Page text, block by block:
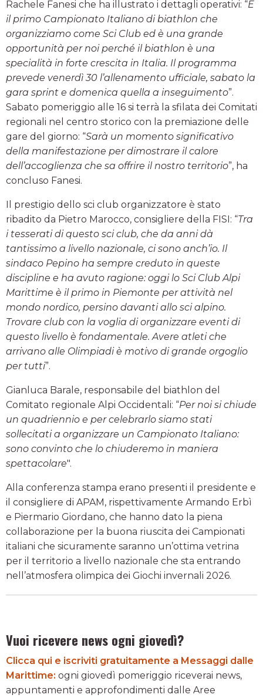
Rachele Fanesi che ha illustrato i dettagli operativi: “È
il primo Campionato Italiano di biathlon che
organizziamo come Sci Club ed è una grande
opportunità per noi perché il biathlon è una
specialità in forte crescita in Italia. Il programma
prevede venerdì 30 l’allenamento ufficiale, sabato la
gara sprint e domenica quella a inseguimento”.
Sabato pomeriggio alle 16 si terrà la sfilata dei Comitati
regionali nel centro storico con la premiazione delle
gare del giorno: “Sarà un momento significativo
della manifestazione per dimostrare il calore
dell’accoglienza che sa offrire il nostro territorio”, ha
concluso Fanesi.
Il prestigio dello sci club organizzatore è stato
ribadito da Pietro Marocco, consigliere della FISI: “Tra
i tesserati di questo sci club, che da anni dà
tantissimo a livello nazionale, ci sono anch’io. Il
sindaco Pepino ha sempre creduto in queste
discipline e ha avuto ragione: oggi lo Sci Club Alpi
Marittime è il primo in Piemonte per attività nel
mondo nordico, persino davanti allo sci alpino.
Trovare club con la voglia di organizzare eventi di
questo livello è fondamentale. Avere atleti che
arrivano alle Olimpiadi è motivo di grande orgoglio
per tutti”.
Gianluca Barale, responsabile del biathlon del
Comitato regionale Alpi Occidentali: “Per noi si chiude
un quadriennio e per celebrarlo siamo stati
sollecitati a organizzare un Campionato Italiano:
sono convinto che lo chiuderemo in maniera
spettacolare".
Alla conferenza stampa erano presenti il presidente e
il consigliere di APAM, rispettivamente Armando Erbì
e Piermario Giordano, che hanno dato la piena
collaborazione per la buona riuscita dei Campionati
italiani che sicuramente saranno un’ottima vetrina
per il territorio a livello nazionale che sta entrando
nell’atmosfera olimpica dei Giochi invernali 2026.
Vuoi ricevere news ogni giovedì?
Clicca qui e iscriviti gratuitamente a Messaggi dalle
Marittime: ogni giovedì pomeriggio riceverai news,
appuntamenti e approfondimenti dalle Aree